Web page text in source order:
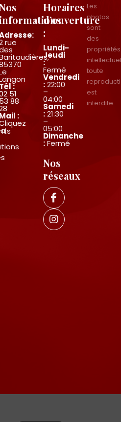
rue
Tél :
51
53 88
Mail :
Horaires
d’ouverture
:
Lundi-
Jeudi
:
Fermé
Vendredi
:22:00
–
04:00
Samedi
:21:30
–
05:00
Dimanche
:Fermé
Nos
réseaux
Les
photos
sont
des
propriétés
toute
est
interdite.